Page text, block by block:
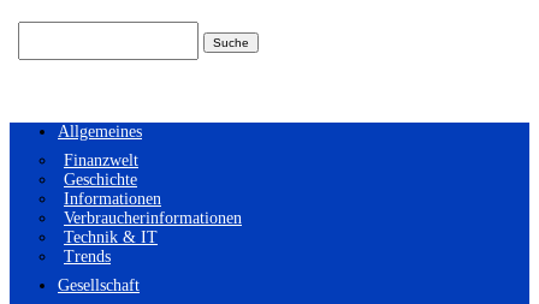
Allgemeines
Finanzwelt
Geschichte
Informationen
Verbraucherinformationen
Technik & IT
Trends
Gesellschaft